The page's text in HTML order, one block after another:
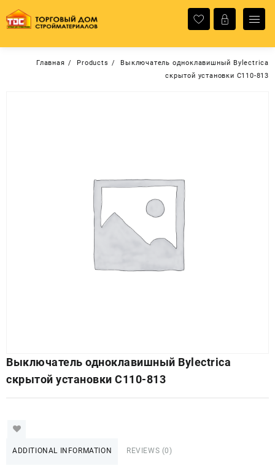
содержимому
Главная Products
Выключатель одноклавишный Bylectrica
скрытой установки С110-813
Выключатель одноклавишный Bylectrica
скрытой установки С110-813
ADDITIONAL INFORMATION REVIEWS (0)